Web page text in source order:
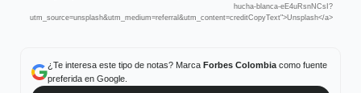
hucha-blanca-eE4uRsnNCsI?
utm_source=unsplash&utm_medium=referral&utm_content=creditCopyText">Unsplash</a>
¿Te interesa este tipo de notas? Marca Forbes Colombiacomo fuente
preferida en Google.